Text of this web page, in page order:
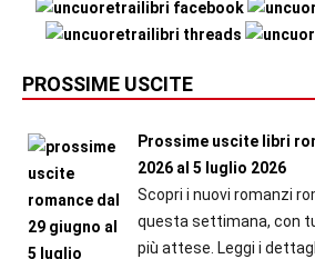
PROSSIME USCITE
Prossime uscite libri
2026 al 5 luglio 2026
Scopri i nuovi romanzi
questa settimana, con
più attese. Leggi i